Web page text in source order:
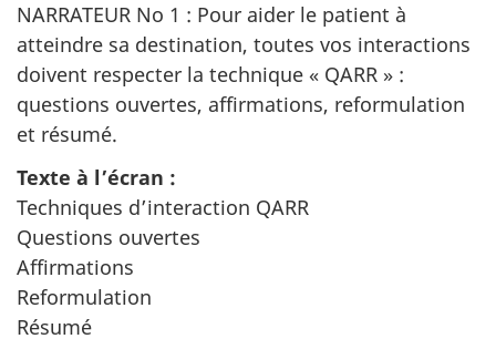
NARRATEUR No 1 : Pour aider le patient à
atteindre sa destination, toutes vos interactions
doivent respecter la technique « QARR » :
questions ouvertes, affirmations, reformulation
et résumé.
Texte à l’écran :
Techniques d’interaction QARR
Questions ouvertes
Affirmations
Reformulation
Résumé